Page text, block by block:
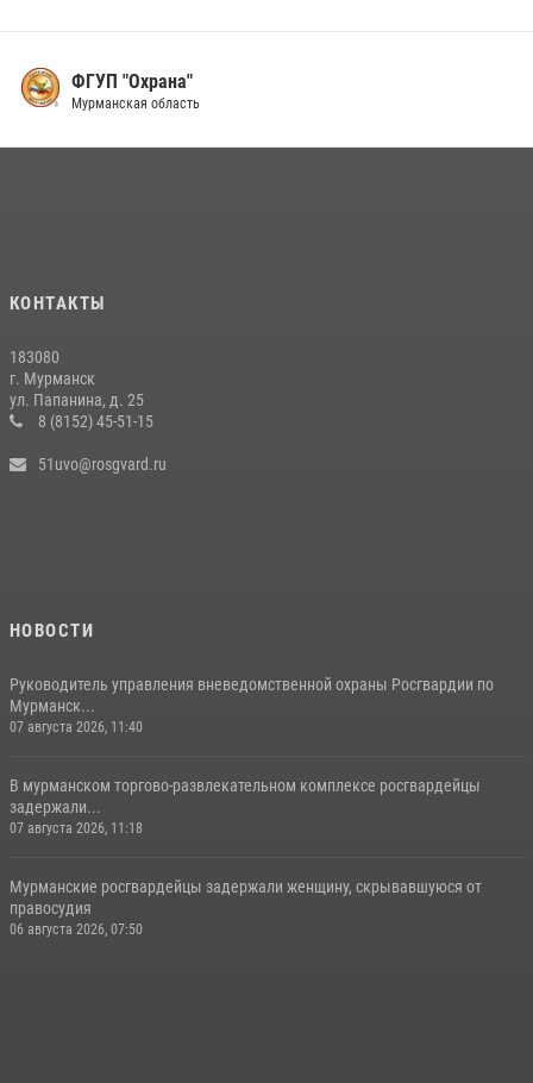
ФГУП "Охрана"
Мурманская область
КОНТАКТЫ
183080
г. Мурманск
ул. Папанина, д. 25
8 (8152) 45-51-15
51uvo@rosgvard.ru
НОВОСТИ
Руководитель управления вневедомственной охраны Росгвардии по
Мурманск...
07 августа 2026, 11:40
В мурманском торгово-развлекательном комплексе росгвардейцы
задержали...
07 августа 2026, 11:18
Мурманские росгвардейцы задержали женщину, скрывавшуюся от
правосудия
06 августа 2026, 07:50